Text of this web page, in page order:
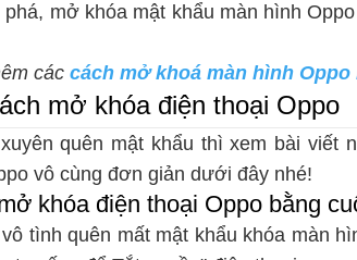
mở khóa mật khẩu màn hình
cáccách mở khoá màn hình
mở khóa điện thoại Oppo
quên mật khẩu thì xem bài viết
vô cùng đơn giản dưới đây nhé!
khóa điện thoại Oppo bằng
tình quên mất mật khẩu khóa màn